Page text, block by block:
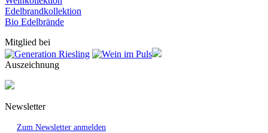
Edelbrandkollektion
Bio Edelbrände
Mitglied bei
Auszeichnung
Newsletter
Zum Newsletter anmelden